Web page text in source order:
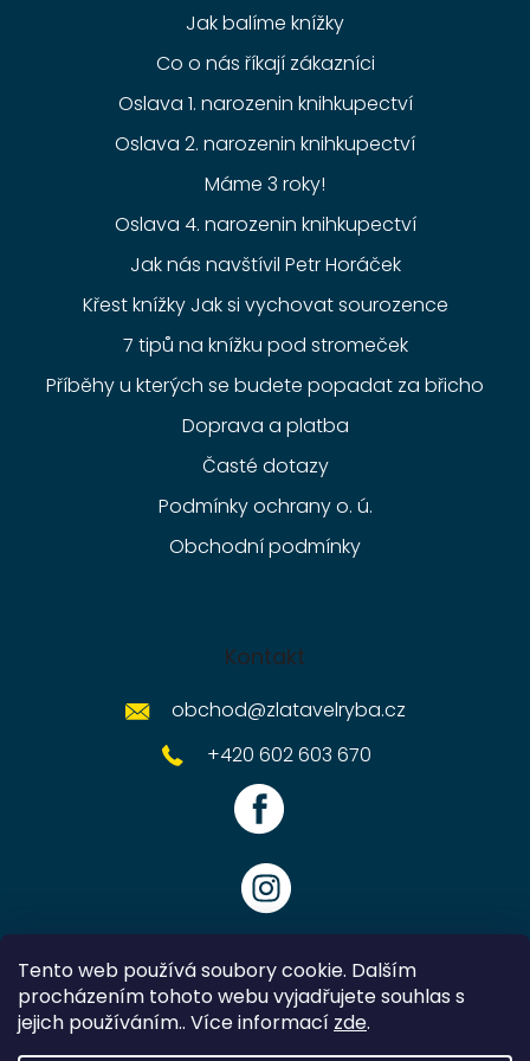
Tento web používá soubory cookie. Dalším
procházením tohoto webu vyjadřujete souhlas s
jejich používáním.. Více informací zde.
Jak balíme knížky
Co o nás říkají zákazníci
Oslava 1. narozenin knihkupectví
Oslava 2. narozenin knihkupectví
Máme 3 roky!
Oslava 4. narozenin knihkupectví
Jak nás navštívil Petr Horáček
Křest knížky Jak si vychovat sourozence
7 tipů na knížku pod stromeček
Příběhy u kterých se budete popadat za břicho
Doprava a platba
Časté dotazy
Podmínky ochrany o. ú.
Obchodní podmínky
Kontakt
obchod@zlatavelryba.cz
+420 602 603 670